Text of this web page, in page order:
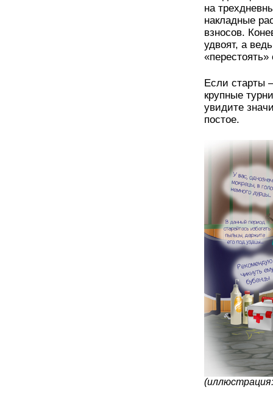
на
накладные
взносов.
удвоят, а
Если старты
крупные
увидите
постое.